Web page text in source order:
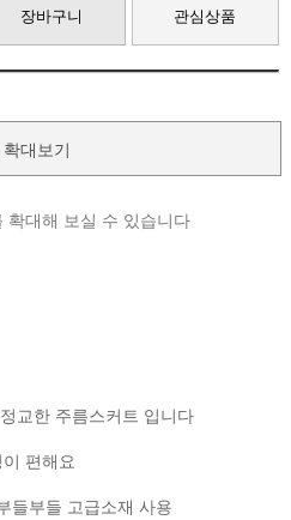
장바구니 관심상품
확대보기
확대해 보실 수 있습니다
교한 주름스커트 입니다
이 편해요
들부들 고급소재 사용